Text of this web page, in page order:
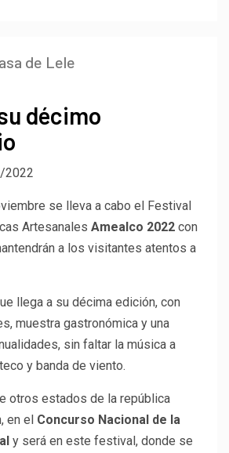
de Lele
décimo
2022
se lleva a cabo el Festival
Artesanales Amealco 2022 con
a los visitantes atentos a
llega a su décima edición, con
muestra gastronómica y una
sin faltar la música a
y banda de viento.
otros estados de la república
en el Concurso Nacional de la
y será en este festival, donde se